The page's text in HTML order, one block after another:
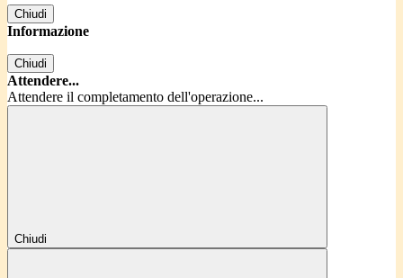
Chiudi
Informazione
Chiudi
Attendere...
Attendere il completamento dell'operazione...
Chiudi